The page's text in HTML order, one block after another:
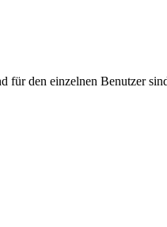
für den einzelnen Benutzer